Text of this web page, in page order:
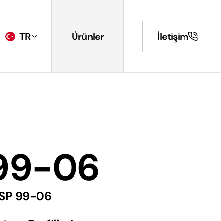
TR Ürünler İletişim
06
99-06